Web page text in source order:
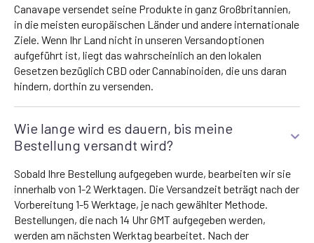
Canavape versendet seine Produkte in ganz Großbritannien,
in die meisten europäischen Länder und andere internationale
Ziele. Wenn Ihr Land nicht in unseren Versandoptionen
aufgeführt ist, liegt das wahrscheinlich an den lokalen
Gesetzen bezüglich CBD oder Cannabinoiden, die uns daran
hindern, dorthin zu versenden.
Wie lange wird es dauern, bis meine
Bestellung versandt wird?
Sobald Ihre Bestellung aufgegeben wurde, bearbeiten wir sie
innerhalb von 1-2 Werktagen. Die Versandzeit beträgt nach der
Vorbereitung 1-5 Werktage, je nach gewählter Methode.
Bestellungen, die nach 14 Uhr GMT aufgegeben werden,
werden am nächsten Werktag bearbeitet. Nach der